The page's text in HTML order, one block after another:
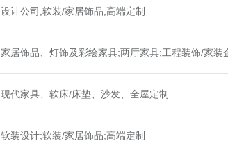
设计公司;软装/家居饰品;高端定制
家居饰品、灯饰及彩绘家具;两厅家具;工程装饰/家装
现代家具、软床/床垫、沙发、全屋定制
软装设计;软装/家居饰品;高端定制